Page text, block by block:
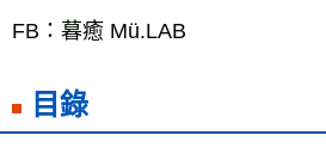
FB：暮癒 Mü.LAB
目錄